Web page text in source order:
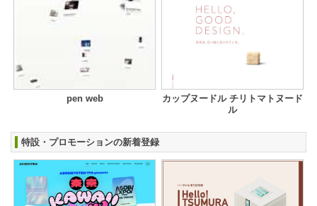
pen web
カップヌードル チリトマトヌード
ル
特設・プロモーションの新着登録